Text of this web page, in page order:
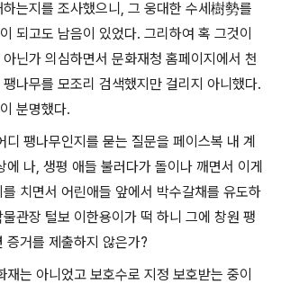
는지를 조사했으니, 그 웅대한 수세樹勢를
되고도 남음이 있었다. 그리하여 혹 그것이
닌가 의심하면서 문화재청 홈페이지에서 천
나무를 모조리 검색했지만 걸리지 아니했다.
분명했다.
디 팽나무인지를 묻는 질문을 페이스복 내 계
에 나, 생평 애들 불러다가 돌이나 깨면서 이게
치면서 어린애들 앞에서 박수갈채를 유도하
관장 털보 이한용이가 떡 하니 그에 창원 팽
증거를 제출하지 않은가?
재는 아니었고 보호수로 지정 보호받는 중이